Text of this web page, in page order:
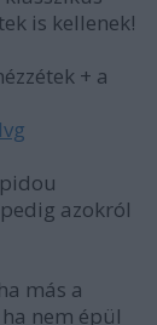
is kellenek!
+ a
azokról
más a
nem épül